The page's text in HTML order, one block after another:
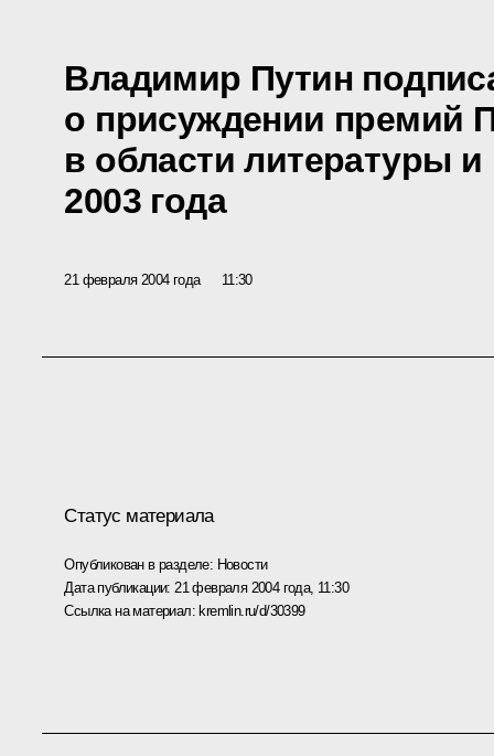
Владимир Путин
о присуждении премий
в области литературы и
2003 года
21 февраля 2004 года 11:30
Статус материала
Опубликован в разделе: Новости
Дата публикации: 21 февраля 2004 года, 11:30
Ссылка на материал:kremlin.ru/d/30399